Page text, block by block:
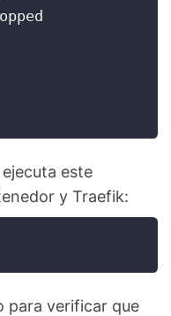
este
y Traefik:
para verificar que